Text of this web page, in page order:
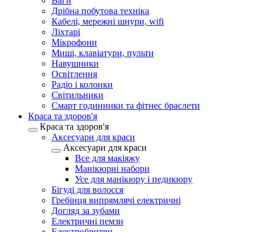
Дрібна побутова техніка
Кабелі, мережні шнури, wifi
Ліхтарі
Мікрофони
Миші, клавіатури, пульти
Навушники
Освітлення
Радіо і колонки
Світильники
Смарт годинники та фітнес браслети
Краса та здоров'я
Краса та здоров'я
Аксесуари для краси
Аксесуари для краси
Все для макіяжу
Манікюрні набори
Усе для манікюру і педикюру
Бігуді для волосся
Гребінця випрямлячі електричні
Догляд за зубами
Електричні пемзи